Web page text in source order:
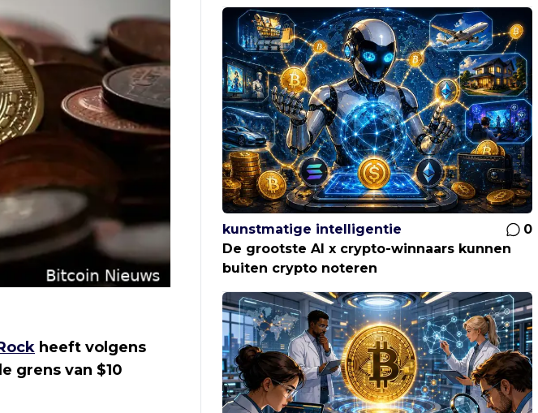
heeft volgens
grens van $10
kunstmatige intelligentie
0
De grootste AI x crypto-winnaars kunnen
buiten crypto noteren